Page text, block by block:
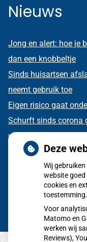
Nieuws
Jong en alert: hoe je
dan een knobbeltje
Sinds huisartsen
neemt gebruik toe
Eigen risico gaat
Schurft sinds corona
uitbraken fors
CZ vergoedt zorg
revalidatieartsen niet
Deze
Wij
website
cookies en
toestemming.
Voor
Matomo en
werken wij
Reviews),